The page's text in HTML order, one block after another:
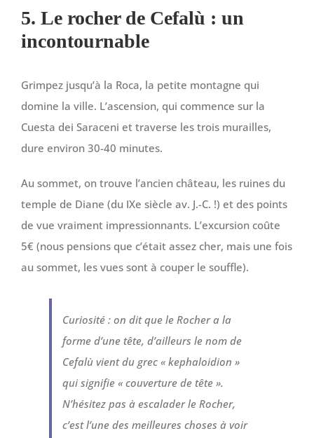
5. Le rocher de Cefalù : un
incontournable
Grimpez jusqu’à la Roca, la petite montagne qui
domine la ville. L’ascension, qui commence sur la
Cuesta dei Saraceni et traverse les trois murailles,
dure environ 30-40 minutes.
Au sommet, on trouve l’ancien château, les ruines du
temple de Diane (du IXe siècle av. J.-C. !) et des points
de vue vraiment impressionnants. L’excursion coûte
5€ (nous pensions que c’était assez cher, mais une fois
au sommet, les vues sont à couper le souffle).
Curiosité : on dit que le Rocher a la
forme d’une tête, d’ailleurs le nom de
Cefalù vient du grec « kephaloidion »
qui signifie « couverture de tête ».
N’hésitez pas à escalader le Rocher,
c’est l’une des meilleures choses à voir